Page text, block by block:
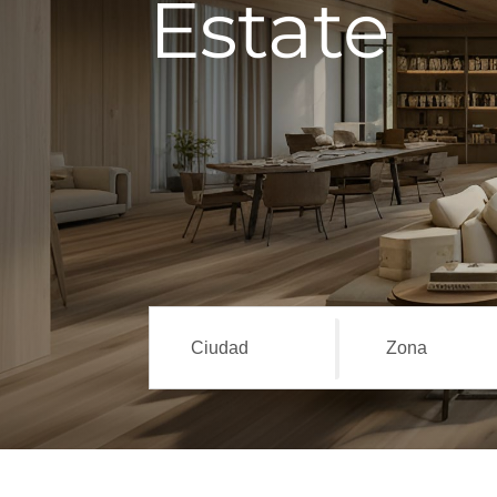
Estate
Ciudad Zona